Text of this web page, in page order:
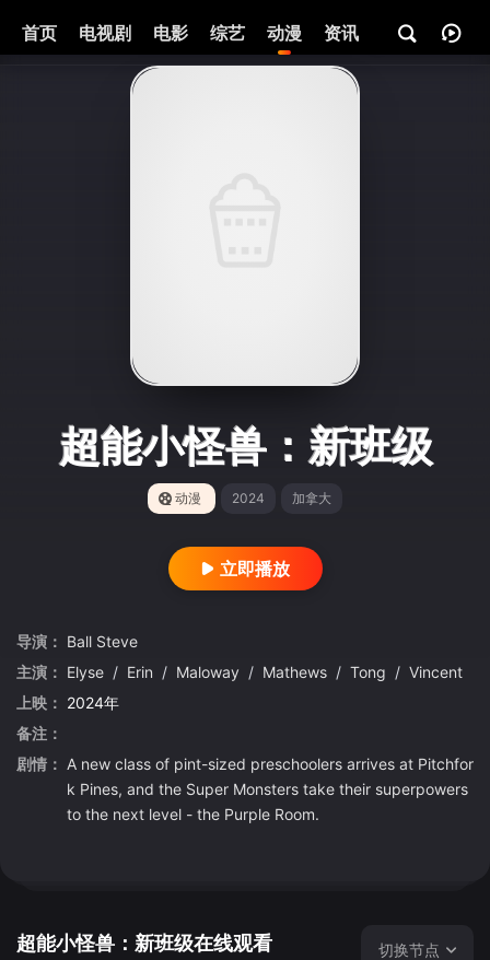
首页 电视剧 电影 综艺 动漫 资讯
超能小怪兽：新班级
动漫 2024 加拿大
立即播放
导演： Ball Steve
主演： Elyse / Erin / Maloway / Mathews / Tong / Vincent
上映： 2024年
备注：
剧情： A new class of pint-sized preschoolers arrives at Pitchfor
k Pines, and the Super Monsters take their superpowers
to the next level - the Purple Room.
超能小怪兽：新班级在线观看 切换节点